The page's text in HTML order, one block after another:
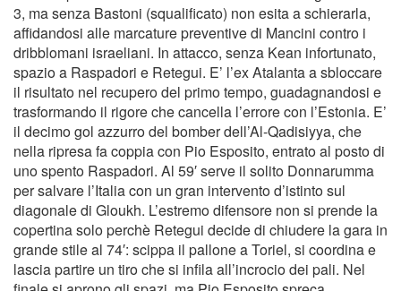
3, ma senza Bastoni (squalificato) non esita a schierarla,
affidandosi alle marcature preventive di Mancini contro i
dribblomani israeliani. In attacco, senza Kean infortunato,
spazio a Raspadori e Retegui. E’ l’ex Atalanta a sbloccare
il risultato nel recupero del primo tempo, guadagnandosi e
trasformando il rigore che cancella l’errore con l’Estonia. E’
il decimo gol azzurro del bomber dell’Al-Qadisiyya, che
nella ripresa fa coppia con Pio Esposito, entrato al posto di
uno spento Raspadori. Al 59′ serve il solito Donnarumma
per salvare l’Italia con un gran intervento d’istinto sul
diagonale di Gloukh. L’estremo difensore non si prende la
copertina solo perchè Retegui decide di chiudere la gara in
grande stile al 74′: scippa il pallone a Toriel, si coordina e
lascia partire un tiro che si infila all’incrocio dei pali. Nel